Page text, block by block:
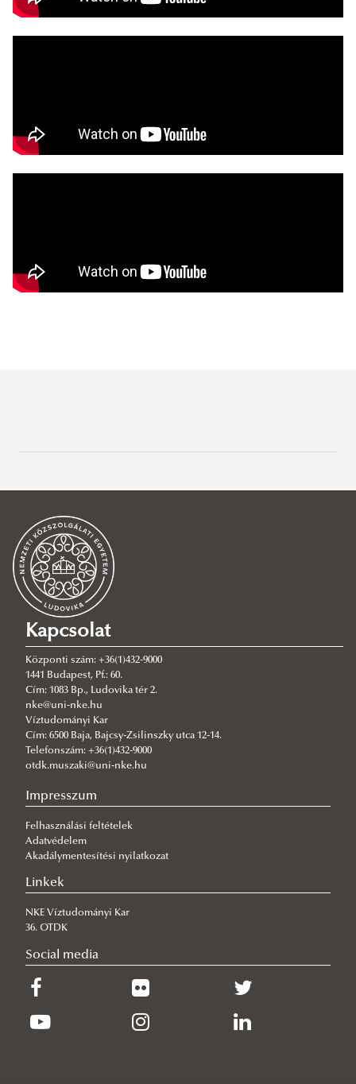
Videóink
Galéria
Élő közvetítés
Bemutatkoznak a hallgatók
Kapcsolat
Központi szám: +36(1)432-9000
1441 Budapest, Pf.: 60.
Cím: 1083 Bp., Ludovika tér 2.
nke@uni-nke.hu
Víztudományi Kar
Cím: 6500 Baja, Bajcsy-Zsilinszky utca 12-14.
Telefonszám: +36(1)432-9000
otdk.muszaki@uni-nke.hu
Impresszum
Felhasználási feltételek
Adatvédelem
Akadálymentesítési nyilatkozat
Linkek
NKE Víztudományi Kar
36. OTDK
Social media